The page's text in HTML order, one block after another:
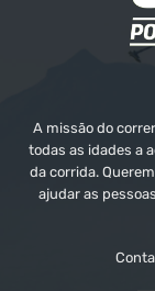
A missão do
todas as idades a
da corrida.
ajudar as